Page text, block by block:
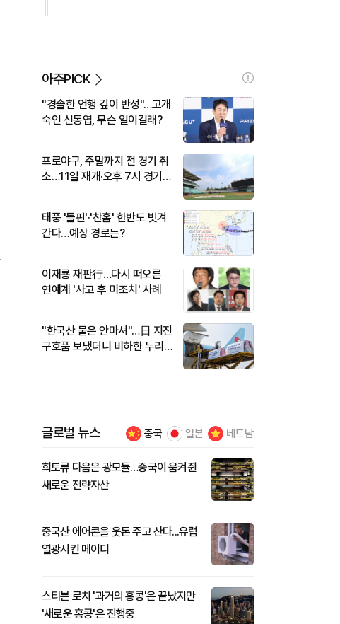
아주PICK
"경솔한 언행 깊이 반성"…고개
숙인 신동엽, 무슨 일이길래?
프로야구, 주말까지 전 경기 취
소…11일 재개·오후 7시 경기
태풍 '돌핀'·'찬홈' 한반도 빗겨
간다…예상 경로는?
이재룡 재판行…다시 떠오른
연예계 '사고 후 미조치' 사례
"한국산 물은 안마셔"…日 지진
구호품 보냈더니 비하한 누리
글로벌 뉴스 중국 일본 베트남
희토류 다음은 광모듈…중국이 움켜쥔
새로운 전략자산
중국산 에어콘을 웃돈 주고 산다...유럽
열광시킨 메이디
스티븐 로치 '과거의 홍콩'은 끝났지만
'새로운 홍콩'은 진행중